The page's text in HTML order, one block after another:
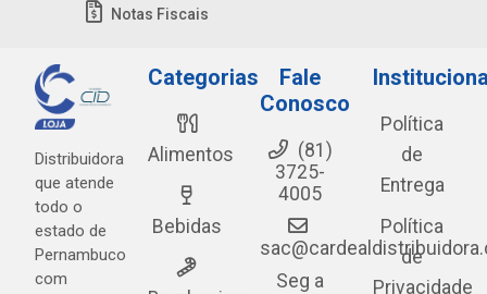
Notas Fiscais
Distribuidora
que atende
todo o
estado de
Pernambuco
com
Categorias
Alimentos
Bebidas
Fale
Conosco
(81)
3725-
4005
Seg a
Política
de
Entrega
Política
de
Privacidade